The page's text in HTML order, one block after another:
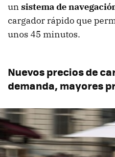
un sistema de
cargador rápido que
unos 45 minutos.
Nuevos precios de
demanda, mayores